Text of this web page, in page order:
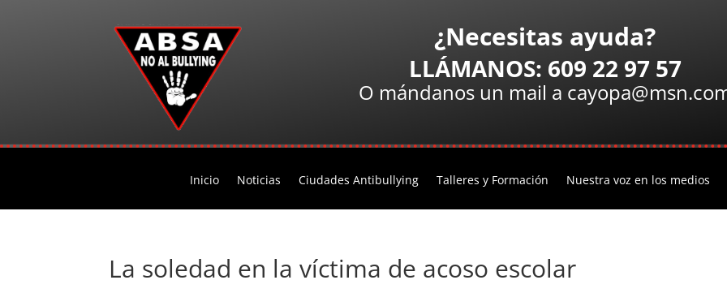
¿Necesitas ayuda?
LLÁMANOS: 609 22 97 57
O mándanos un mail a
Inicio Noticias Ciudades Antibullying Talleres y Formación Nuestra voz en los medios
La soledad en la víctima de acoso escolar